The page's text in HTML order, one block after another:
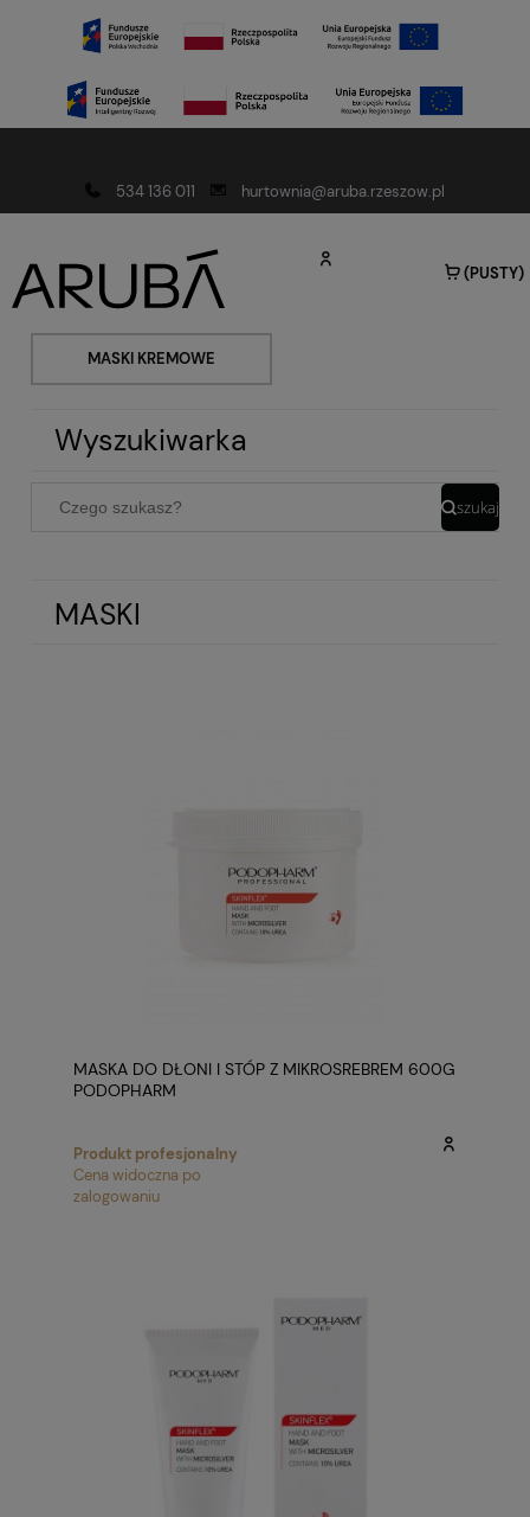
534 136 011
hurtownia@aruba.rzeszow.pl
(PUSTY)
MASKI KREMOWE
Wyszukiwarka
szukaj
MASKI
MASKA DO DŁONI I STÓP Z MIKROSREBREM 600G
PODOPHARM
Produkt profesjonalny
Cena widoczna po
zalogowaniu